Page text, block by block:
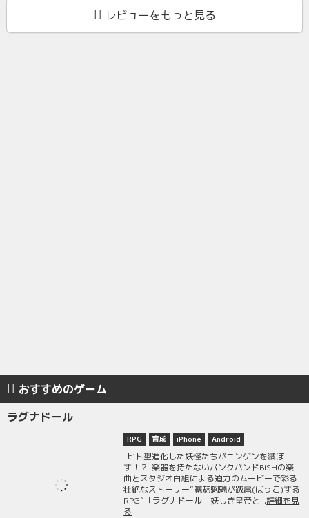
レビューをもっと見る
おすすめのゲーム
ラグナドール
RPG 育成 iPhone Android
-ヒト型進化した妖怪たちがニンゲンを滅ぼ
す！？-楽器を持たないパンクバンドBiSHの楽
曲とスタジオ白組による迫力のムービーで彩る
壮絶なストーリー“魑魅魍魎が跋扈(ばっこ)する
RPG”「ラグナドール 妖しき皇帝と...詳細を見
る